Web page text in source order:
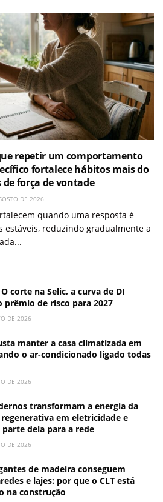
repetir um comportamento
fortalece hábitos mais do
força de vontade
DE 2026
quando uma resposta é
estáveis, reduzindo gradualmente a
corte na Selic, a curva de DI
prêmio de risco para 2027
DE 2026
manter a casa climatizada em
o ar-condicionado ligado todas
DE 2026
transformam a energia da
em eletricidade e
dela para a rede
DE 2026
de madeira conseguem
e lajes: por que o CLT está
na construção